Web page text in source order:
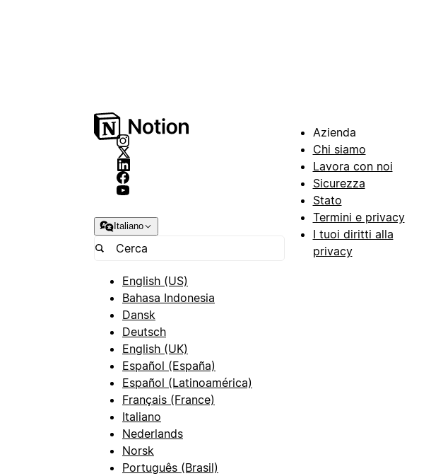
Italiano
English (US)
Bahasa Indonesia
Dansk
Deutsch
English (UK)
Español (España)
Español (Latinoamérica)
Français (France)
Italiano
Nederlands
Norsk
Português (Brasil)
Azienda
Chi siamo
Lavora con noi
Sicurezza
Stato
Termini e privacy
I tuoi diritti alla
privacy